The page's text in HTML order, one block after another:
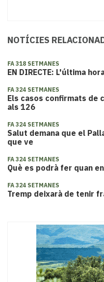
NOTÍCIES
FA 318 SETMANES
EN DIRECTE: L'última
FA 324 SETMANES
Els casos confirmats de
als 126
FA 324 SETMANES
Salut demana que el
que ve
FA 324 SETMANES
Què es podrà fer quan
FA 324 SETMANES
Tremp deixarà de tenir